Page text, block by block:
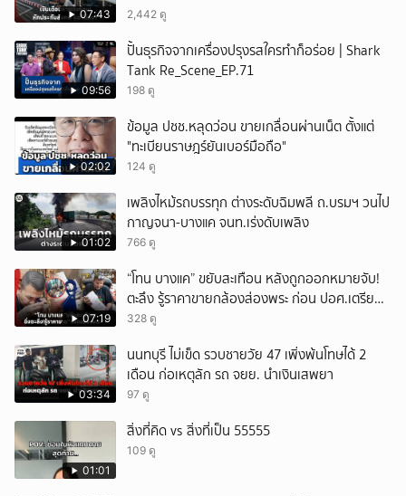
07:43
เดือนแต่ไม่ส่ง?
2,442 ดู
09:56
ปั้นธุรกิจจากเครื่องปรุงรสใครทำก็อร่อย | Shark
Tank Re_Scene_EP.71
198 ดู
02:02
ข้อมูล ปชช.หลุดว่อน ขายเกลื่อนผ่านเน็ต ตั้งแต่
"ทะเบียนราษฎร์ยันเบอร์มือถือ"
124 ดู
01:02
เพลิงไหม้รถบรรทุก ต่างระดับฉิมพลี ถ.บรมฯ วนไป
กาญจนา-บางแค จนท.เร่งดับเพลิง
766 ดู
07:19
“โทน บางแค” ขยับสะเทือน หลังถูกออกหมายจับ!
ตะลึง รู้ราคาขายกล้องส่องพระ ก่อน ปอศ.เตรียม
บุกรวบ?
328 ดู
03:34
นนทบุรี ไม่เข็ด รวบชายวัย 47 เพิ่งพ้นโทษได้ 2
เดือน ก่อเหตุลัก รถ จยย. นำเงินเสพยา
97 ดู
01:01
สิ่งที่คิด vs สิ่งที่เป็น 55555
109 ดู
ยกเลิก